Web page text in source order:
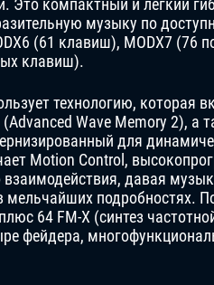
Это компактный и легкий
музыку по
(61 клавиш), MODX7 (76
клавиш).
технологию, которая
(Advanced Wave Memory 2), а
для
Motion Control,
давая
мельчайших подробностях.
64 FM-X (синтез
фейдера,